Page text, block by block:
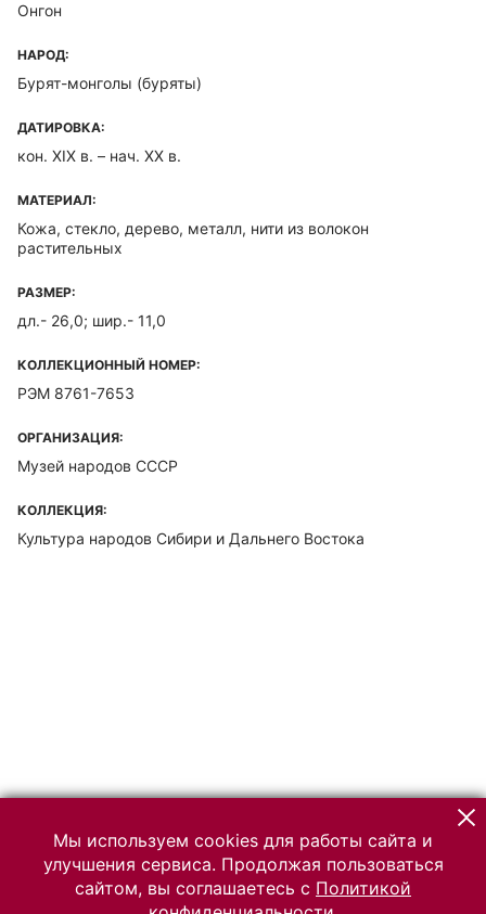
Онгон
НАРОД:
Бурят-монголы (буряты)
ДАТИРОВКА:
кон. XIX в. – нач. XX в.
МАТЕРИАЛ:
Кожа, стекло, дерево, металл, нити из волокон
растительных
РАЗМЕР:
дл.- 26,0; шир.- 11,0
КОЛЛЕКЦИОННЫЙ НОМЕР:
РЭМ 8761-7653
ОРГАНИЗАЦИЯ:
Музей народов СССР
КОЛЛЕКЦИЯ:
Культура народов Сибири и Дальнего Востока
Мы используем cookies для работы сайта и
улучшения сервиса. Продолжая пользоваться
сайтом, вы соглашаетесь с Политикой